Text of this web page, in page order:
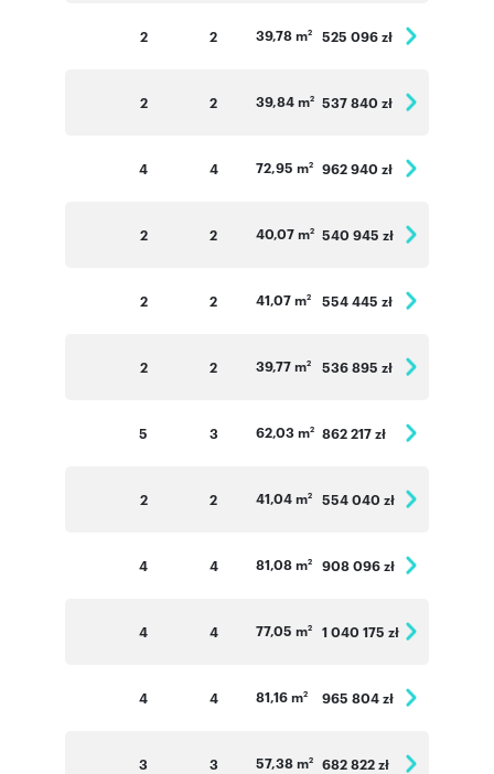
2 2 39,78 m2 525 096 zł
2 2 39,84 m2 537 840 zł
4 4 72,95 m2 962 940 zł
2 2 40,07 m2 540 945 zł
2 2 41,07 m2 554 445 zł
2 2 39,77 m2 536 895 zł
5 3 62,03 m2 862 217 zł
2 2 41,04 m2 554 040 zł
4 4 81,08 m2 908 096 zł
4 4 77,05 m2 1 040 175 zł
4 4 81,16 m2 965 804 zł
3 3 57,38 m2 682 822 zł